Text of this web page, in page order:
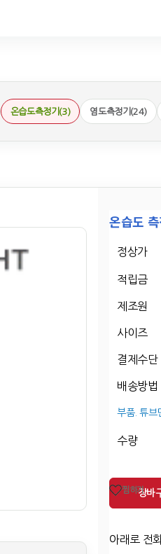
온습도측정기(3) 염도측정기(24)
온습도
정상가
적립금
제조원
사이즈
결제수단
배송방법
부품. 튜브
수량
찜하기장바
아래로 전